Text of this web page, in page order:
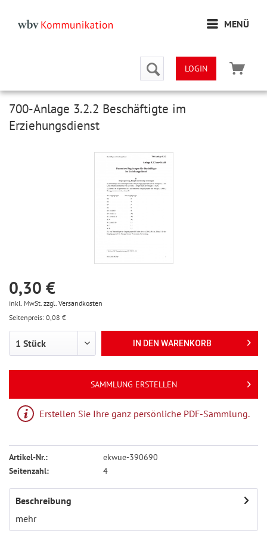
MENÜ
LOGIN
700-Anlage 3.2.2 Beschäftigte im
Erziehungsdienst
0,30 €
inkl. MwSt. zzgl. Versandkosten
Seitenpreis: 0,08 €
IN DEN WARENKORB
SAMMLUNG ERSTELLEN
Erstellen Sie Ihre ganz persönliche PDF-Sammlung.
Artikel-Nr.:
ekwue-390690
Seitenzahl:
4
Beschreibung
mehr